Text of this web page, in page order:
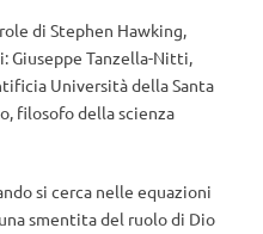
di Stephen Hawking,
Tanzella-Nitti,
Università della Santa
filosofo della scienza
si cerca nelle equazioni
smentita del ruolo di Dio